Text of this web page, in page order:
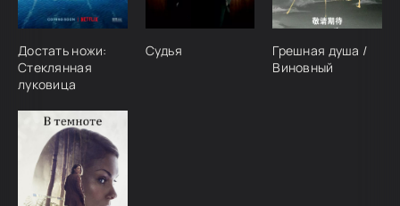
Достать ножи:
Стеклянная
луковица
Судья
Грешная душа /
Виновный